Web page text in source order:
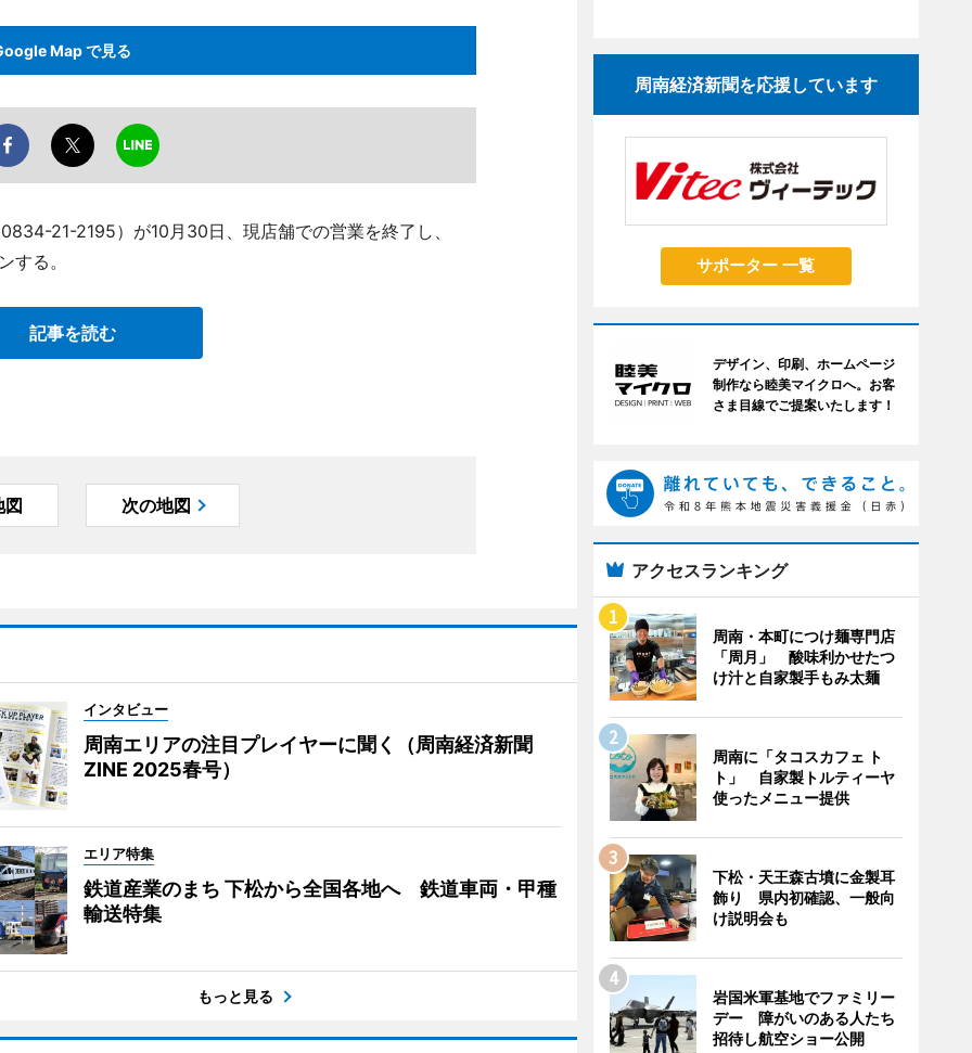
Map で見る
21-2195）が10月30日、現店舗での営業を終了し、
する。
記事を読む
図 次の地図
インタビュー
周南エリアの注目プレイヤーに聞く（周南経済新聞
ZINE 2025春号）
エリア特集
鉄道産業のまち 下松から全国各地へ 鉄道車両・甲種
輸送特集
もっと見る
周南経済新聞を応援しています
サポーター 一覧
デザイン、印刷、ホームページ
制作なら睦美マイクロへ。お客
さま目線でご提案いたします！
アクセスランキング
周南・本町につけ麺専門店
「周月」 酸味利かせたつ
け汁と自家製手もみ太麺
周南に「タコスカフェ ト
ト」 自家製トルティーヤ
使ったメニュー提供
下松・天王森古墳に金製耳
飾り 県内初確認、一般向
け説明会も
岩国米軍基地でファミリー
デー 障がいのある人たち
招待し航空ショー公開